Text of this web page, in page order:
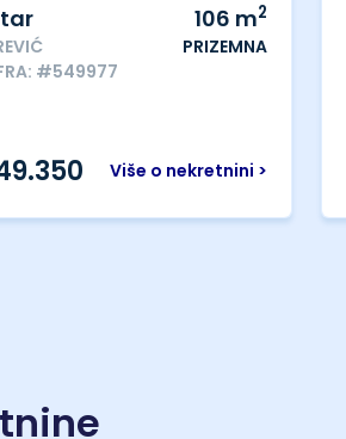
#549977
106 m2
PRIZEMNA
Više o nekretnini >